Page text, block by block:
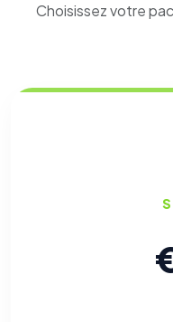
Choisissez votre